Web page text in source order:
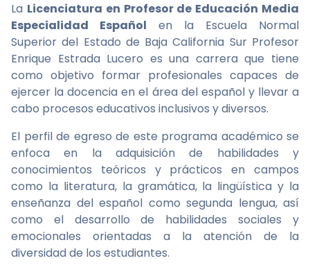
La Licenciatura en Profesor de Educación Media
Especialidad Español en la Escuela Normal
Superior del Estado de Baja California Sur Profesor
Enrique Estrada Lucero es una carrera que tiene
como objetivo formar profesionales capaces de
ejercer la docencia en el área del español y llevar a
cabo procesos educativos inclusivos y diversos.
El perfil de egreso de este programa académico se
enfoca en la adquisición de habilidades y
conocimientos teóricos y prácticos en campos
como la literatura, la gramática, la lingüística y la
enseñanza del español como segunda lengua, así
como el desarrollo de habilidades sociales y
emocionales orientadas a la atención de la
diversidad de los estudiantes.